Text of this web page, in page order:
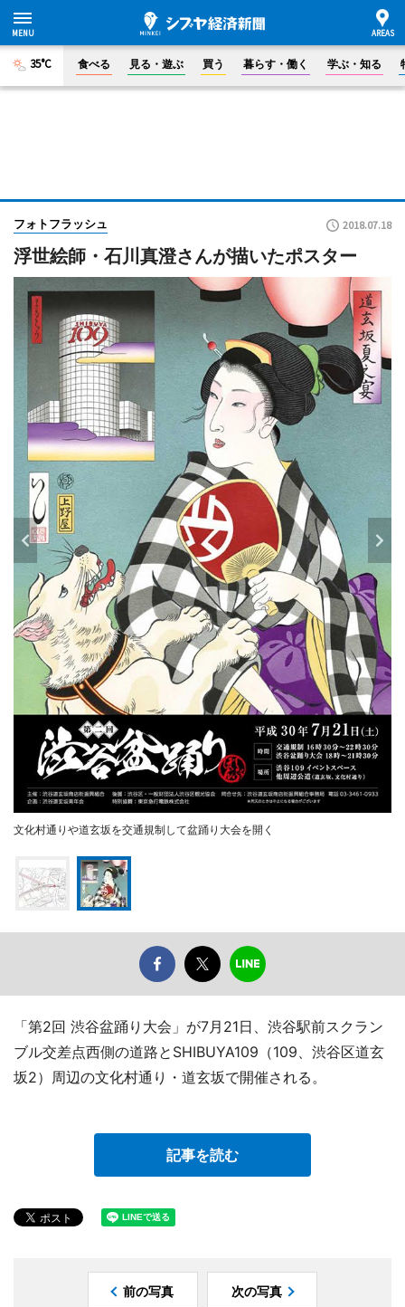
35°C 食べる 見る・遊ぶ 買う 暮らす・働く 学ぶ・知る
フォトフラッシュ 2018.07.18
浮世絵師・石川真澄さんが描いたポスター
文化村通りや道玄坂を交通規制して盆踊り大会を開く
「第2回 渋谷盆踊り大会」が7月21日、渋谷駅前スクラン
ブル交差点西側の道路とSHIBUYA109（109、渋谷区道玄
坂2）周辺の文化村通り・道玄坂で開催される。
記事を読む
前の写真 次の写真